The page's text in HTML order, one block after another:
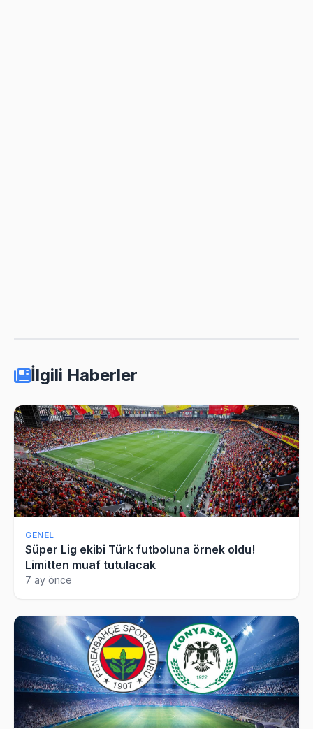
İlgili Haberler
GENEL
Süper Lig ekibi Türk futboluna örnek oldu!
Limitten muaf tutulacak
7 ay önce